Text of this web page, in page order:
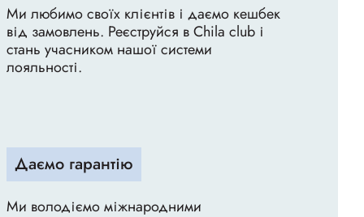
Ми любимо своїх клієнтів і даємо кешбек
від замовлень. Реєструйся в Chila club і
стань учасником нашої системи
лояльності.
Даємо гарантію
Ми володіємо міжнародними